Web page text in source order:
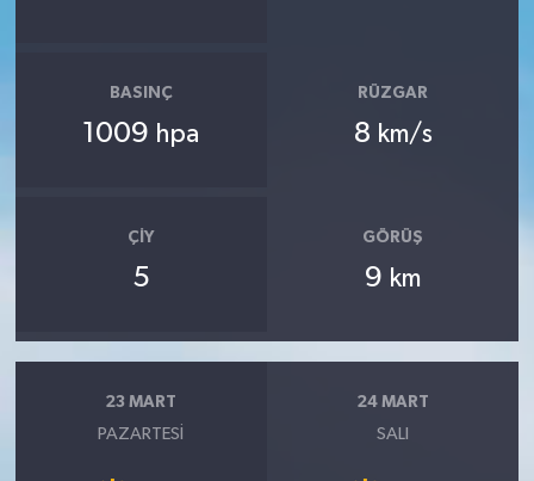
BASINÇ
1009 hpa
RÜZGAR
8 km/s
ÇIY
5
GÖRÜŞ
9 km
23 MART
PAZARTESI
24 MART
SALI